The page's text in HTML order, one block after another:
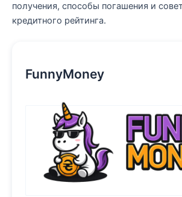
получения, способы погашения и
кредитного рейтинга.
FunnyMoney